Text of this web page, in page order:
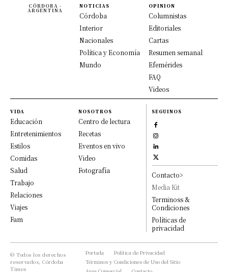
CÓRDOBA -
ARGENTINA
NOTICIAS
Córdoba
Interior
Nacionales
Política y Economía
Mundo
OPINION
Columnistas
Editoriales
Cartas
Resumen semanal
Efemérides
FAQ
Videos
VIDA
Educación
Entretenimientos
Estilos
Comidas
Salud
Trabajo
Relaciones
Viajes
Fam
NOSOTROS
Centro de lectura
Recetas
Eventos en vivo
Video
Fotografía
SEGUINOS
Contacto>
Media Kit
Terminoss &
Condiciones
Políticas de
privacidad
© Todos los derechos
reservados, Córdoba
Times
Portada
Política de Privacidad
Términos y Condiciones de Uso del Sitio